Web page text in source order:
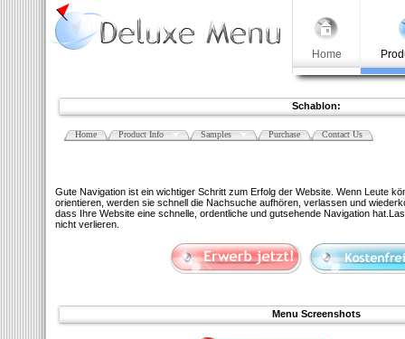
Home
Schablon:
Home Product Info Samples Purchase Contact Us
Gute Navigation ist ein wichtiger Schritt zum Erfolg der Website. Wenn Leute
orientieren, werden sie schnell die Nachsuche aufhören, verlassen und
dass Ihre Website eine schnelle, ordentliche und gutsehende Navigation
nicht verlieren.
Menu Screenshots